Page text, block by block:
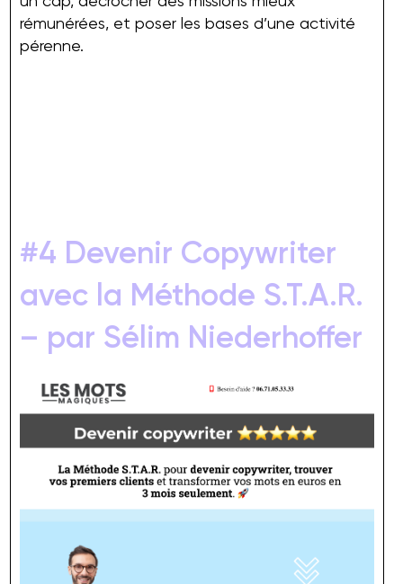
rémunérées, et poser les bases d’une activité
pérenne.
#4 Devenir Copywriter
avec la Méthode S.T.A.R.
– par Sélim Niederhoffer